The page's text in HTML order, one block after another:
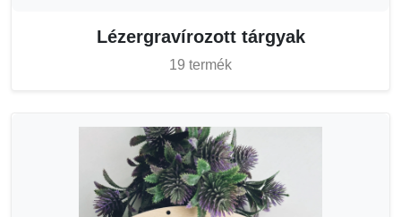
Lézergravírozott tárgyak
19 termék